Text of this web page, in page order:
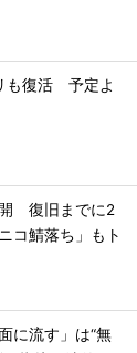
も復活 予定よ
復旧までに2
コ鯖落ち」もト
に流す」は“無